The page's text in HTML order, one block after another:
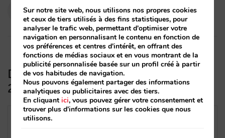
Pablo Delgado
13/01/2026
Depuis les stands : tout est prêt pour
2026
Sur notre site web, nous utilisons nos propres cookies
et ceux de tiers utilisés à des fins statistiques, pour
analyser le trafic web, permettant d'optimiser votre
navigation en personnalisant le contenu en fonction de
vos préférences et centres d'intérêt, en offrant des
fonctions de médias sociaux et en vous montrant de la
publicité personnalisée basée sur un profil créé à partir
de vos habitudes de navigation.
Nous pouvons également partager des informations
analytiques ou publicitaires avec des tiers.
En cliquantici, vous pouvez gérer votre consentement et
trouver plus d'informations sur les cookies que nous
utilisons.